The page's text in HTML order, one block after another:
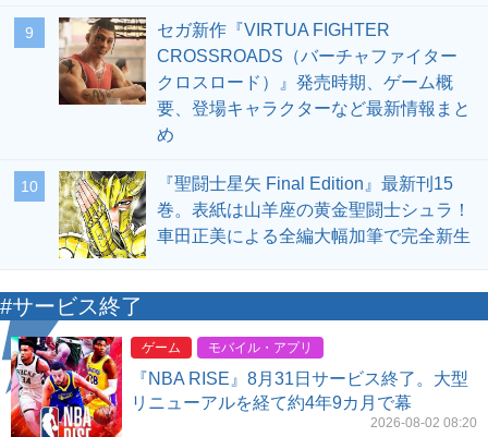
9
セガ新作『VIRTUA FIGHTER
CROSSROADS（バーチャファイター
クロスロード）』発売時期、ゲーム概
要、登場キャラクターなど最新情報まと
め
10
『聖闘士星矢 Final Edition』最新刊15
巻。表紙は山羊座の黄金聖闘士シュラ！
車田正美による全編大幅加筆で完全新生
#サービス終了
ゲーム モバイル・アプリ
『NBA RISE』8月31日サービス終了。大型
リニューアルを経て約4年9カ月で幕
2026-08-02 08:20